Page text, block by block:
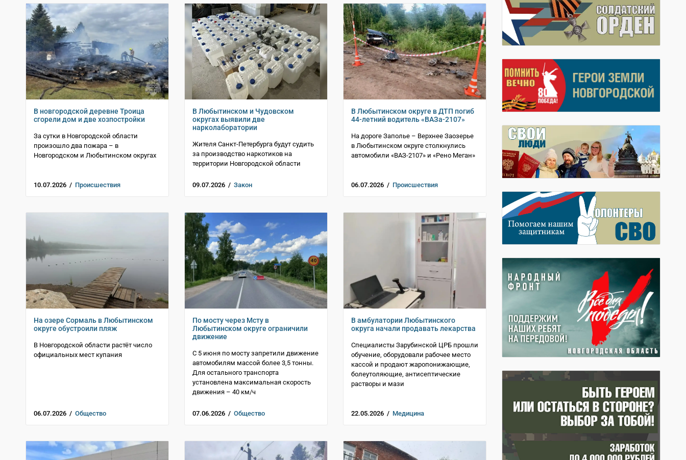
В новгородской деревне Троица
сгорели дом и две хозпостройки
За сутки в Новгородской области
произошло два пожара – в
Новгородском и Любытинском округах
10.07.2026 / Происшествия
В Любытинском и Чудовском
округах выявили две
нарколаборатории
Жителя Санкт-Петербурга будут судить
за производство наркотиков на
территории Новгородской области
09.07.2026 / Закон
В Любытинском округе в ДТП погиб
44-летний водитель «ВАЗа-2107»
На дороге Заполье – Верхнее Заозерье
в Любытинском округе столкнулись
автомобили «ВАЗ-2107» и «Рено Меган»
06.07.2026 / Происшествия
На озере Сормаль в Любытинском
округе обустроили пляж
В Новгородской области растёт число
официальных мест купания
06.07.2026 / Общество
По мосту через Мсту в
Любытинском округе ограничили
движение
С 5 июня по мосту запретили движение
автомобилям массой более 3,5 тонны.
Для остального транспорта
установлена максимальная скорость
движения – 40 км/ч
07.06.2026 / Общество
В амбулатории Любытинского
округа начали продавать лекарства
Специалисты Зарубинской ЦРБ прошли
обучение, оборудовали рабочее место
кассой и продают жаропонижающие,
болеутоляющие, антисептические
растворы и мази
22.05.2026 / Медицина